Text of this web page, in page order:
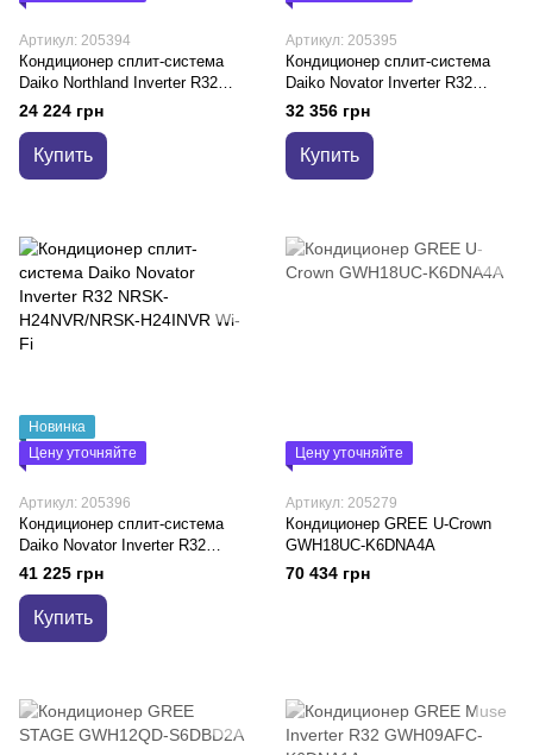
Артикул: 205394
Кондиционер сплит-система
Daiko Northland Inverter R32
GRK-H12WINX/GRK-I12WINX
24 224 грн
Купить
Артикул: 205395
Кондиционер сплит-система
Daiko Novator Inverter R32
NRSK-H18NVR/NRSK-H18INVR
32 356 грн
Купить
Новинка
Цену уточняйте
Артикул: 205396
Кондиционер сплит-система
Daiko Novator Inverter R32
NRSK-H24NVR/NRSK-H24INVR
41 225 грн
Купить
Цену уточняйте
Артикул: 205279
Кондиционер GREE U-Crown
GWH18UC-K6DNA4A
70 434 грн